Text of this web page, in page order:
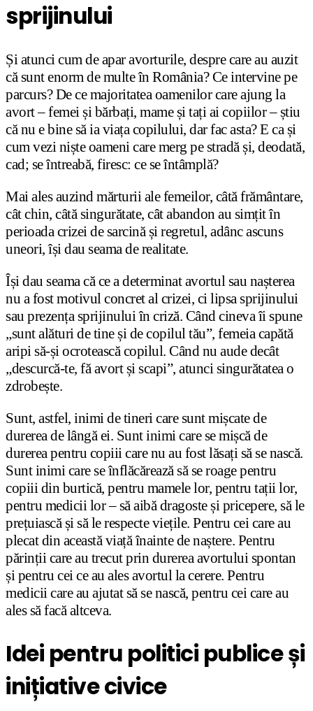
sprijinului
Și atunci cum de apar avorturile, despre care au auzit
că sunt enorm de multe în România? Ce intervine pe
parcurs? De ce majoritatea oamenilor care ajung la
avort – femei și bărbați, mame și tați ai copiilor – știu
că nu e bine să ia viața copilului, dar fac asta? E ca și
cum vezi niște oameni care merg pe stradă și, deodată,
cad; se întreabă, firesc: ce se întâmplă?
Mai ales auzind mărturii ale femeilor, câtă frământare,
cât chin, câtă singurătate, cât abandon au simțit în
perioada crizei de sarcină și regretul, adânc ascuns
uneori, își dau seama de realitate.
Își dau seama că ce a determinat avortul sau nașterea
nu a fost motivul concret al crizei, ci lipsa sprijinului
sau prezența sprijinului în criză. Când cineva îi spune
„sunt alături de tine și de copilul tău”, femeia capătă
aripi să-și ocrotească copilul. Când nu aude decât
„descurcă-te, fă avort și scapi”, atunci singurătatea o
zdrobește.
Sunt, astfel, inimi de tineri care sunt mișcate de
durerea de lângă ei. Sunt inimi care se mișcă de
durerea pentru copiii care nu au fost lăsați să se nască.
Sunt inimi care se înflăcărează să se roage pentru
copiii din burtică, pentru mamele lor, pentru tații lor,
pentru medicii lor – să aibă dragoste și pricepere, să le
prețuiască și să le respecte viețile. Pentru cei care au
plecat din această viață înainte de naștere. Pentru
părinții care au trecut prin durerea avortului spontan
și pentru cei ce au ales avortul la cerere. Pentru
medicii care au ajutat să se nască, pentru cei care au
ales să facă altceva.
Idei pentru politici publice și
inițiative civice